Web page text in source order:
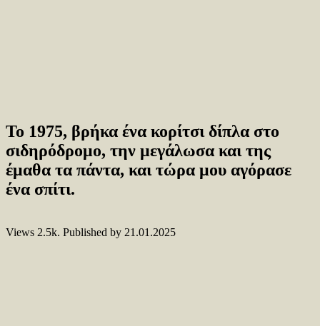
Το 1975, βρήκα ένα κορίτσι δίπλα στο
σιδηρόδρομο, την μεγάλωσα και της
έμαθα τα πάντα, και τώρα μου αγόρασε
ένα σπίτι.
Views 2.5k. Published by 21.01.2025